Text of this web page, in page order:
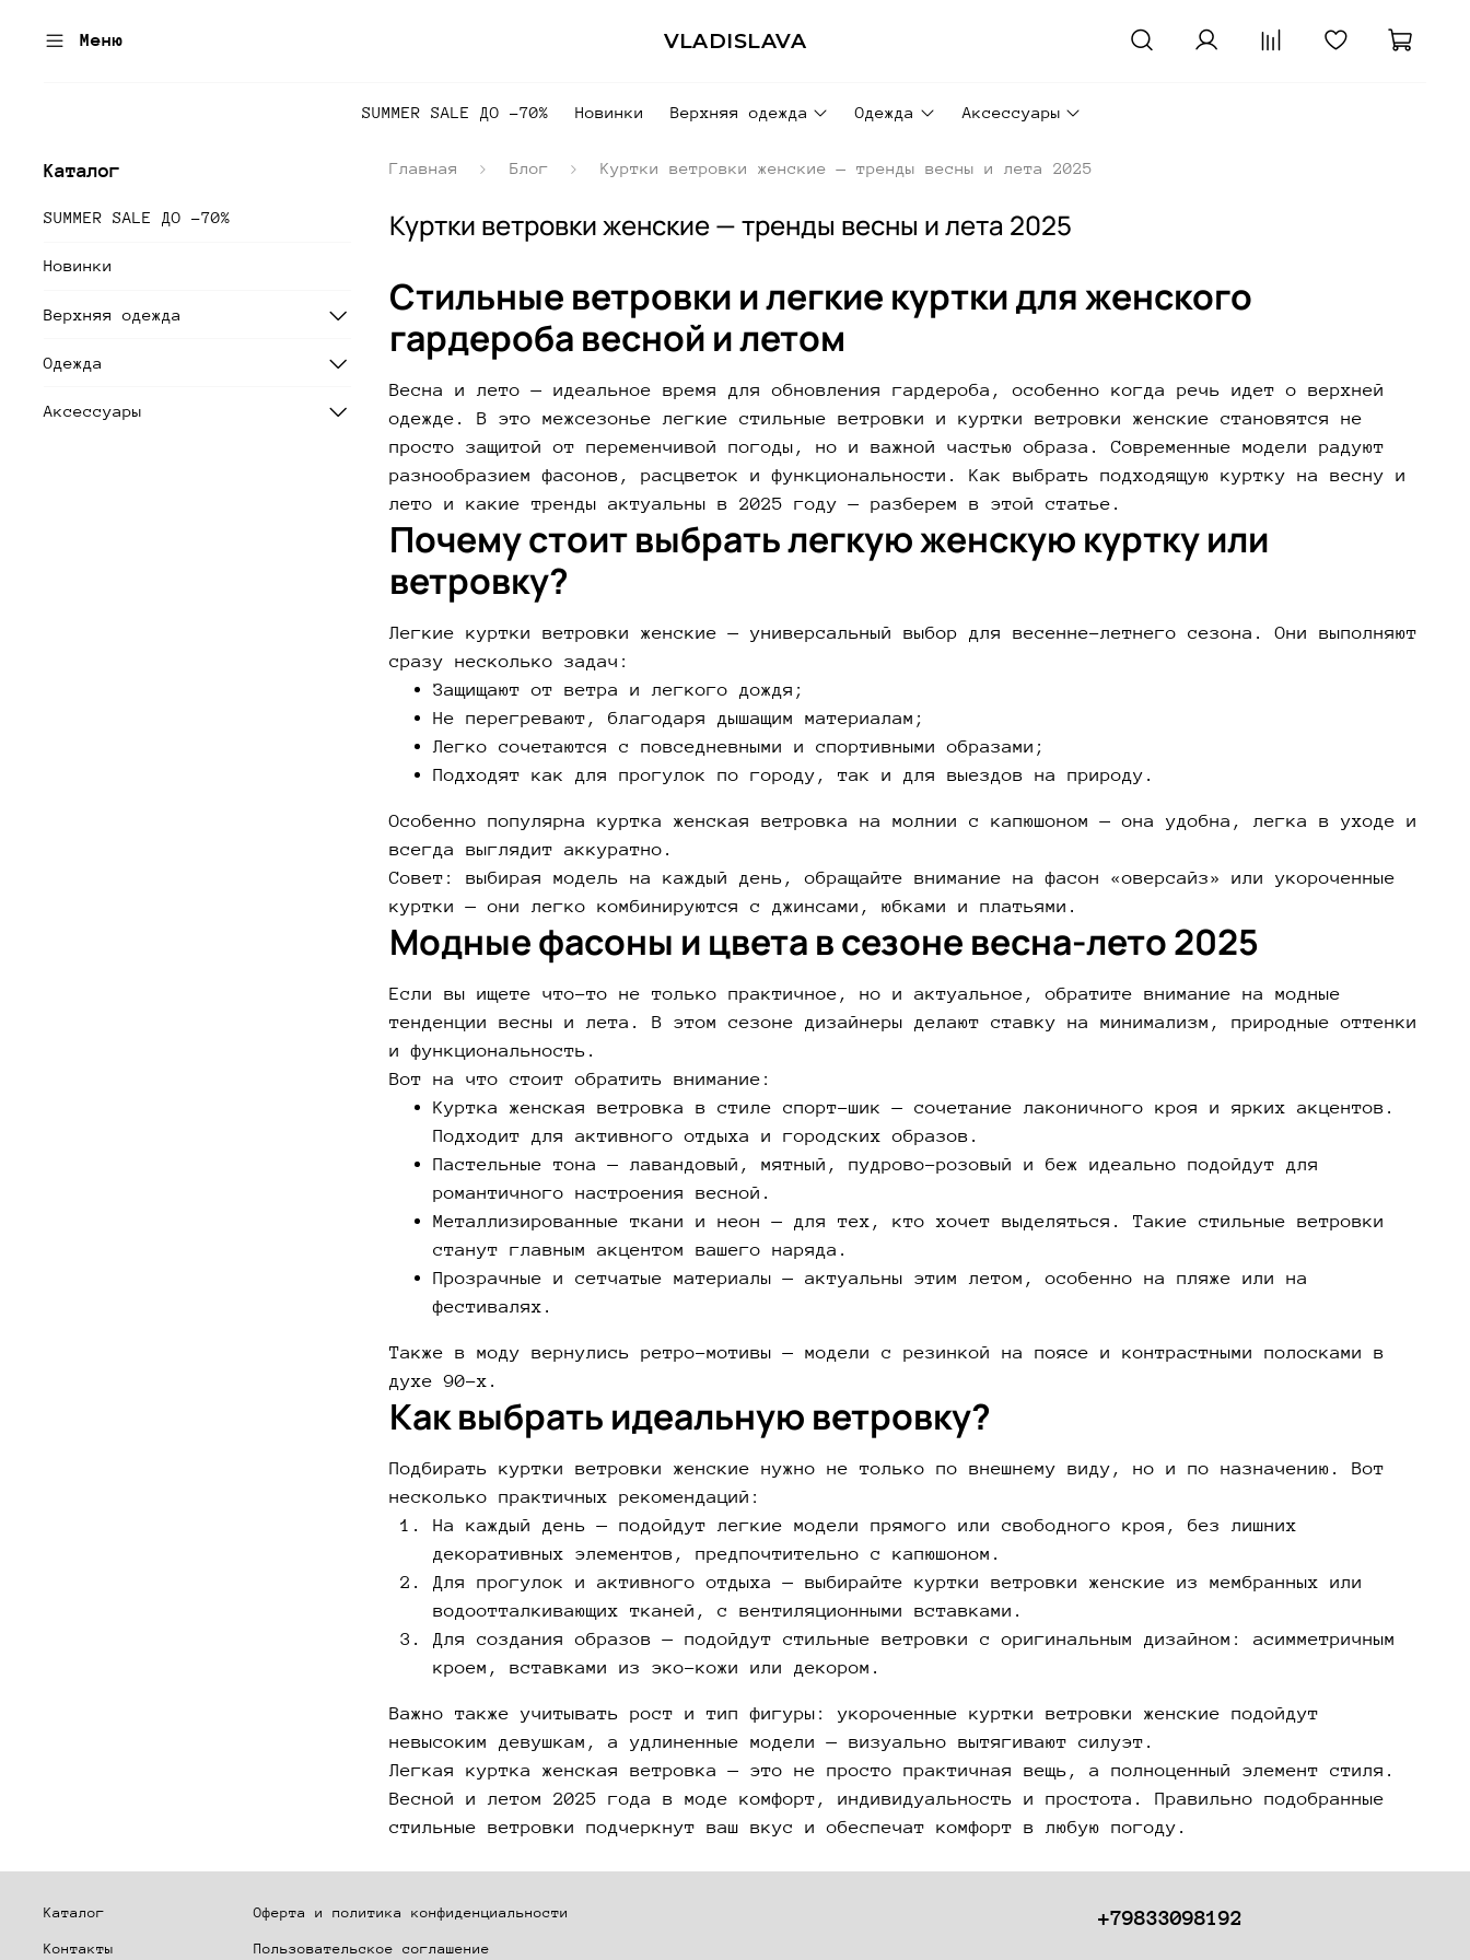
Меню VLADISLAVA
SUMMER SALE ДО -70% Новинки Верхняя одежда Одежда Аксессуары
Главная Блог Куртки ветровки женские — тренды весны и лета 2025
Куртки ветровки женские — тренды весны и лета 2025
Стильные ветровки и легкие куртки для женского
гардероба весной и летом
Весна и лето — идеальное время для обновления гардероба, особенно когда речь идет о верхней
одежде. В это межсезонье легкие стильные ветровки и куртки ветровки женские становятся не
просто защитой от переменчивой погоды, но и важной частью образа. Современные модели радуют
разнообразием фасонов, расцветок и функциональности. Как выбрать подходящую куртку на весну и
лето и какие тренды актуальны в 2025 году — разберем в этой статье.
Почему стоит выбрать легкую женскую куртку или
ветровку?
Легкие куртки ветровки женские — универсальный выбор для весенне-летнего сезона. Они выполняют
сразу несколько задач:
Защищают от ветра и легкого дождя;
Не перегревают, благодаря дышащим материалам;
Легко сочетаются с повседневными и спортивными образами;
Подходят как для прогулок по городу, так и для выездов на природу.
Особенно популярна куртка женская ветровка на молнии с капюшоном — она удобна, легка в уходе и
всегда выглядит аккуратно.
Совет: выбирая модель на каждый день, обращайте внимание на фасон «оверсайз» или укороченные
куртки — они легко комбинируются с джинсами, юбками и платьями.
Модные фасоны и цвета в сезоне весна-лето 2025
Если вы ищете что-то не только практичное, но и актуальное, обратите внимание на модные
тенденции весны и лета. В этом сезоне дизайнеры делают ставку на минимализм, природные оттенки
и функциональность.
Вот на что стоит обратить внимание:
Куртка женская ветровка в стиле спорт-шик — сочетание лаконичного кроя и ярких акцентов.
Подходит для активного отдыха и городских образов.
Пастельные тона — лавандовый, мятный, пудрово-розовый и беж идеально подойдут для
романтичного настроения весной.
Металлизированные ткани и неон — для тех, кто хочет выделяться. Такие стильные ветровки
станут главным акцентом вашего наряда.
Прозрачные и сетчатые материалы — актуальны этим летом, особенно на пляже или на
фестивалях.
Также в моду вернулись ретро-мотивы — модели с резинкой на поясе и контрастными полосками в
духе 90-х.
Как выбрать идеальную ветровку?
Подбирать куртки ветровки женские нужно не только по внешнему виду, но и по назначению. Вот
несколько практичных рекомендаций:
На каждый день — подойдут легкие модели прямого или свободного кроя, без лишних
декоративных элементов, предпочтительно с капюшоном.
Для прогулок и активного отдыха — выбирайте куртки ветровки женские из мембранных или
водоотталкивающих тканей, с вентиляционными вставками.
Для создания образов — подойдут стильные ветровки с оригинальным дизайном: асимметричным
кроем, вставками из эко-кожи или декором.
Важно также учитывать рост и тип фигуры: укороченные куртки ветровки женские подойдут
невысоким девушкам, а удлиненные модели — визуально вытягивают силуэт.
Легкая куртка женская ветровка — это не просто практичная вещь, а полноценный элемент стиля.
Весной и летом 2025 года в моде комфорт, индивидуальность и простота. Правильно подобранные
стильные ветровки подчеркнут ваш вкус и обеспечат комфорт в любую погоду.
Каталог
SUMMER SALE ДО -70%
Новинки
Верхняя одежда
Одежда
Аксессуары
Каталог
Контакты
Оферта и политика конфиденциальности
Пользовательское соглашение
+79833098192